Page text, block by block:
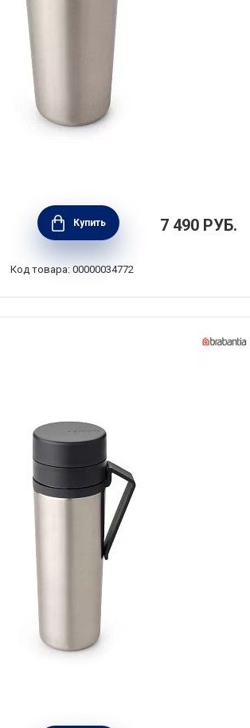
Make & Take 360 мл, тёмно-
сталь + пластик,
Brabantia, 228681
Купить 7 490 РУБ.
Код товара: 00000034772